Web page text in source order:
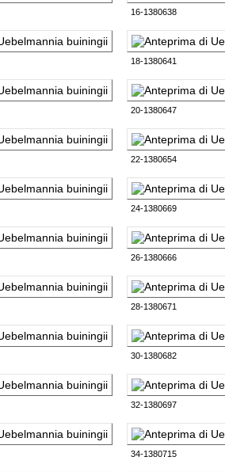
16-1380638
18-1380641
20-1380647
22-1380654
24-1380669
26-1380666
28-1380671
30-1380682
32-1380697
34-1380715